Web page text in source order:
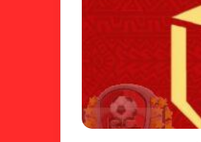
تفاجئ الإتحاد بشأن
بشأن الشكوى